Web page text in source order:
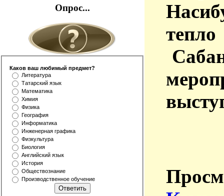
Опрос...
Каков ваш любимый предмет?
Литература
Татарский язык
Математика
Химия
Физика
География
Информатика
Инженерная графика
Физкультура
Биология
Английский язык
История
Обществознание
Производственное обучение